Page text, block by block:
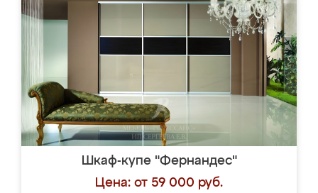
Шкаф-купе "Фернандес"
Цена: от 59 000 руб.